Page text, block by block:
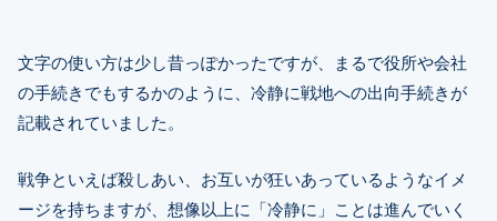
文字の使い方は少し昔っぽかったですが、まるで役所や会社
の手続きでもするかのように、冷静に戦地への出向手続きが
記載されていました。
戦争といえば殺しあい、お互いが狂いあっているようなイメ
ージを持ちますが、想像以上に「冷静に」ことは進んでいく